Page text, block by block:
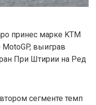
принес марке KTM
выиграв
При Штирии на Ред
сегменте темп